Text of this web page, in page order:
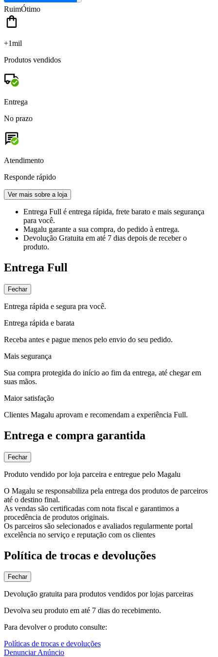
RuimÓtimo
+1mil
Produtos vendidos
Entrega
No prazo
Atendimento
Responde rápido
Ver mais sobre a loja
Entrega Full é entrega rápida, frete barato e mais segurança
para você.
Magalu garante a sua compra, do pedido à entrega.
Devolução Gratuita em até 7 dias depois de receber o
produto.
Entrega Full
Fechar
Entrega rápida e segura pra você.
Entrega rápida e barata
Receba antes e pague menos pelo envio do seu pedido.
Mais segurança
Sua compra protegida do início ao fim da entrega, até chegar em
suas mãos.
Maior satisfação
Clientes Magalu aprovam e recomendam a experiência Full.
Entrega e compra garantida
Fechar
Produto vendido por loja parceira e entregue pelo Magalu
O Magalu se responsabiliza pela entrega dos produtos de parceiros
até o destino final.
As vendas são certificadas com nota fiscal e garantimos a
procedência de produtos originais.
Os parceiros são selecionados e avaliados regularmente portal
excelência no serviço e reputação com os clientes
Política de trocas e devoluções
Fechar
Devolução gratuita para produtos vendidos por lojas parceiras
Devolva seu produto em até 7 dias do recebimento.
Para devolver o produto consulte:
Políticas de trocas e devoluções
Denunciar Anúncio